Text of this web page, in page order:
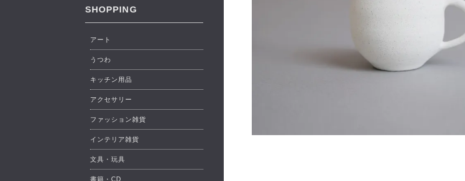
SHOPPING
アート
うつわ
キッチン用品
アクセサリー
ファッション雑貨
インテリア雑貨
文具・玩具
書籍・CD